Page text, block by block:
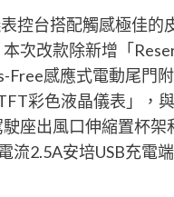
控台搭配觸感極佳的
次改款除新增「
感應式電動尾門附
彩色液晶儀表」，
座出風口伸縮置杯架
流2.5A安培USB充電